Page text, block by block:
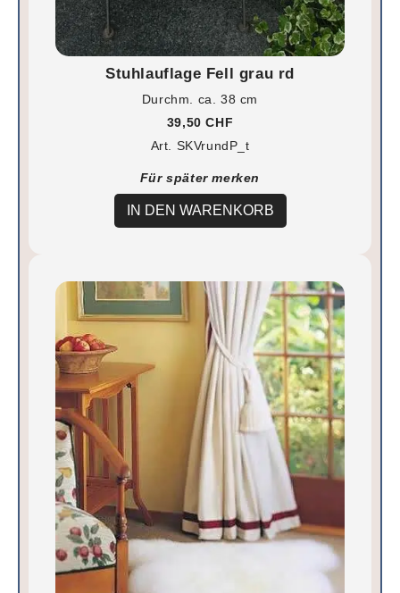
Stuhlauflage Fell grau rd
Durchm. ca. 38 cm
39,50 CHF
Art. SKVrundP_t
Für später merken
IN DEN WARENKORB